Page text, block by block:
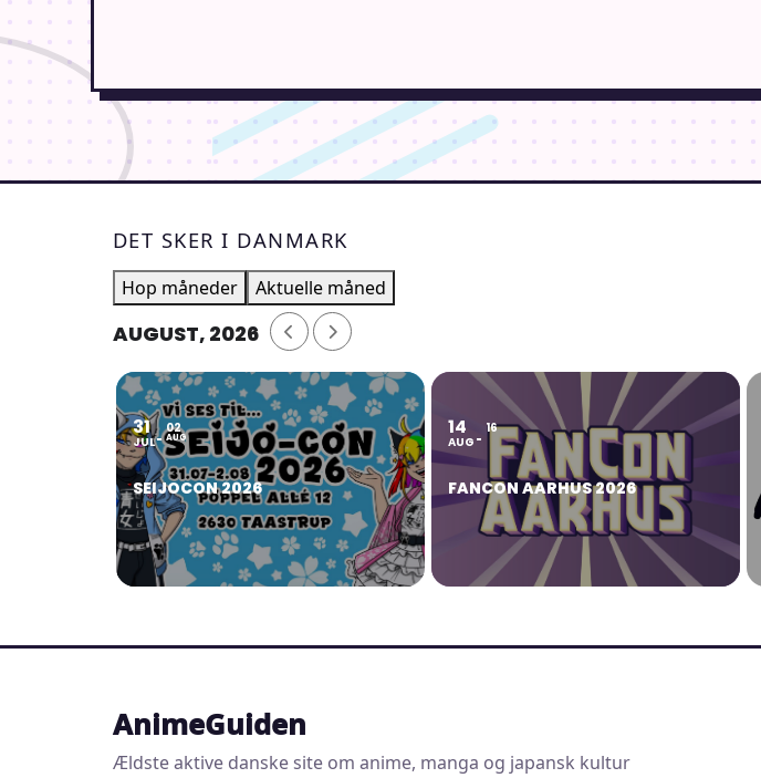
DET SKER I DANMARK
Hop måneder Aktuelle måned
AUGUST, 2026
31
JUL
02
AUG
SEIJOCON 2026
14
AUG
16
FANCON AARHUS 2026
AnimeGuiden
Ældste aktive danske site om anime, manga og japansk kultur